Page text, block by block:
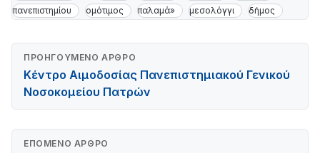
πανεπιστημίου
ομότιμος παλαμά» μεσολόγγι δήμος
ΠΡΟΗΓΟΎΜΕΝΟ ΆΡΘΡΟ
Κέντρο Αιμοδοσίας Πανεπιστημιακού Γενικού
Νοσοκομείου Πατρών
ΕΠΌΜΕΝΟ ΆΡΘΡΟ